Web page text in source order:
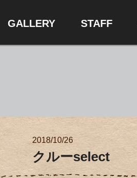
GALLERY STAFF
2018/10/26
クルーselect